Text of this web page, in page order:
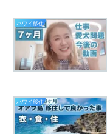
ハワイ移住
ハワイ移住